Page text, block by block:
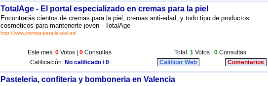
TotalAge - El portal especializado en cremas para la piel
Encontrarás cientos de cremas para la piel, cremas anti-edad, y todo tipo de productos
cosméticos para mantenerte joven - TotalAge
http://www.cremas-para-la-piel.es/
Este mes: 0 Votos | 0 Consultas Total: 1 Votos | 0 Consultas
Calificación: No calificado / 0 Calificar Web Comentarios
Pasteleria, confiteria y bomboneria en Valencia